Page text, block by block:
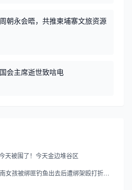
朝永会晤，共推柬埔寨文旅资源
会主席逝世致唁电
天被围了！今天金边堆谷区
女孩被绑匪钓鱼出去后遭绑架殴打折